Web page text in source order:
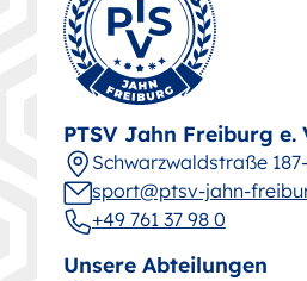
PTSV Jahn Freiburg e.
Schwarz­wald­straße
sport@ptsv-jahn-
+49 761 37 98 0
Unsere Abteilungen